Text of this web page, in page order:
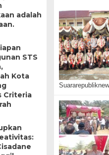
adalah
STS
Kota
Criteria